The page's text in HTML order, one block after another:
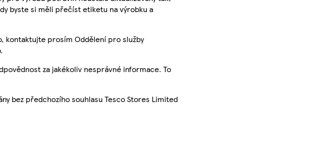
byste si měli přečíst etiketu na výrobku a
kontaktujte prosím Oddělení pro služby
za jakékoliv nesprávné informace. To
bez předchozího souhlasu Tesco Stores Limited